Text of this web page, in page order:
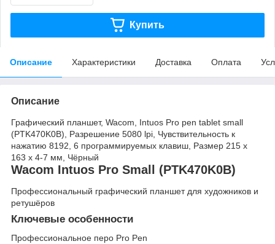
Купить
Описание Характеристики Доставка Оплата
Описание
Графический планшет, Wacom, Intuos Pro pen tablet small
(PTK470K0B), Разрешение 5080 lpi, Чувствительность к
нажатию 8192, 6 программируемых клавиш, Размер 215 x
163 x 4-7 мм, Чёрный
Wacom Intuos Pro Small (PTK470K0B)
Профессиональный графический планшет для художников и
ретушёров
Ключевые особенности
Профессиональное перо Pro Pen